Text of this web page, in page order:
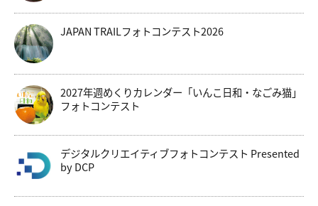
JAPAN TRAILフォトコンテスト2026
2027年週めくりカレンダー「いんこ日和・なごみ猫」
フォトコンテスト
デジタルクリエイティブフォトコンテスト Presented
by DCP